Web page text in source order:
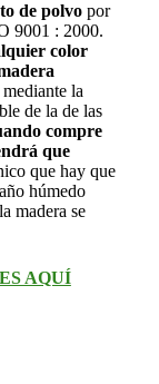
de polvopor
9001 : 2000.
color
la
de la de las
compre
que
que hay que
húmedo
madera se
AQUÍ